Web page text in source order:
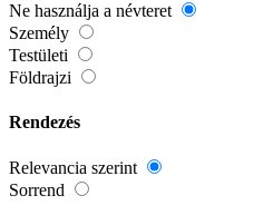
Ne használja a névteret
Személy
Testületi
Földrajzi
Rendezés
Relevancia szerint
Sorrend